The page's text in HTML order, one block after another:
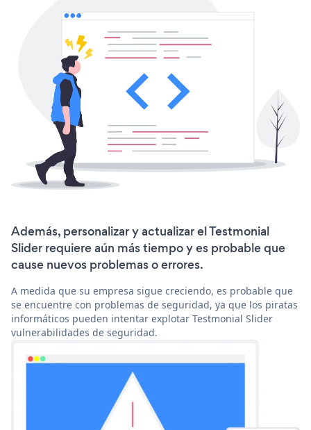
Además, personalizar y actualizar el Testmonial
Slider requiere aún más tiempo y es probable que
cause nuevos problemas o errores.
A medida que su empresa sigue creciendo, es probable que
se encuentre con problemas de seguridad, ya que los piratas
informáticos pueden intentar explotar Testmonial Slider
vulnerabilidades de seguridad.